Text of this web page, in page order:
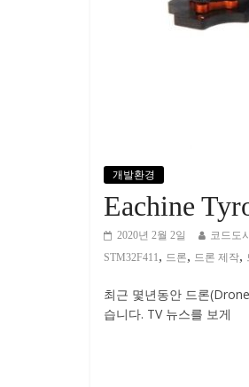
개발환경
Eachine
2020년 2월 2일 코드도
STM32F411, 드론, 드론 제작,
최근 몇년동안 드론
습니다. TV 뉴스를 보게